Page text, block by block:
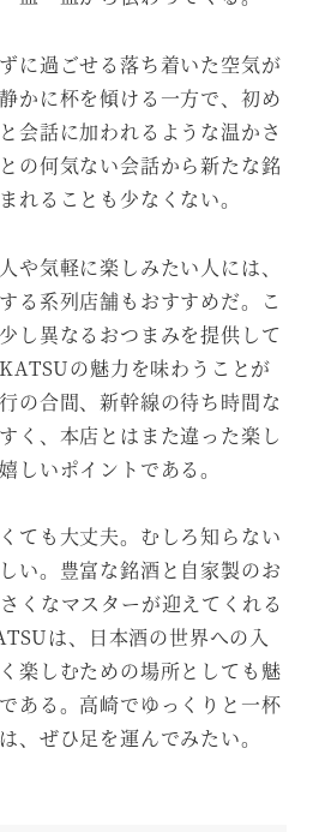
に過ごせる落ち着いた空気が
かに杯を傾ける一方で、初め
会話に加われるような温かさ
の何気ない会話から新たな銘
れることも少なくない。
や気軽に楽しみたい人には、
る系列店舗もおすすめだ。こ
し異なるおつまみを提供して
の魅力を味わうことが
の合間、新幹線の待ち時間な
く、本店とはまた違った楽し
しいポイントである。
ても大丈夫。むしろ知らない
い。豊富な銘酒と自家製のお
くなマスターが迎えてくれる
は、日本酒の世界への入
楽しむための場所としても魅
ある。高崎でゆっくりと一杯
、ぜひ足を運んでみたい。